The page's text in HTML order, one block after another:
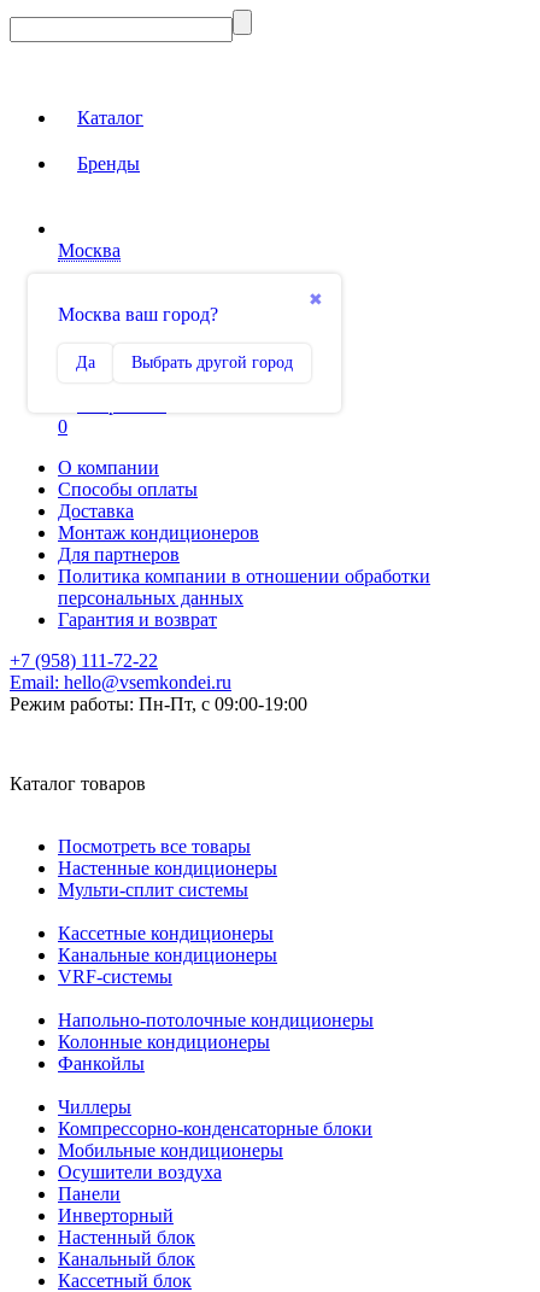
Каталог
Бренды
Москва
✖
Москва ваш город?
Да Выбрать другой город
Сравнение
0
О компании
Способы оплаты
Доставка
Монтаж кондиционеров
Для партнеров
Политика компании в отношении обработки
персональных данных
Гарантия и возврат
+7 (958) 111-72-22
Email: hello@vsemkondei.ru
Режим работы: Пн-Пт, с 09:00-19:00
Каталог товаров
Посмотреть все товары
Настенные кондиционеры
Мульти-сплит системы
Кассетные кондиционеры
Канальные кондиционеры
VRF-системы
Напольно-потолочные кондиционеры
Колонные кондиционеры
Фанкойлы
Чиллеры
Компрессорно-конденсаторные блоки
Мобильные кондиционеры
Осушители воздуха
Панели
Инверторный
Настенный блок
Канальный блок
Кассетный блок